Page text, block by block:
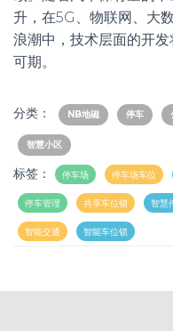
升，在5G、物联网、大
浪潮中，技术层面的开
可期。
分类： NB地磁 停车
智慧小区
标签： 停车场 停车场车位
停车管理 共享车位锁 智慧
智能交通 智能车位锁